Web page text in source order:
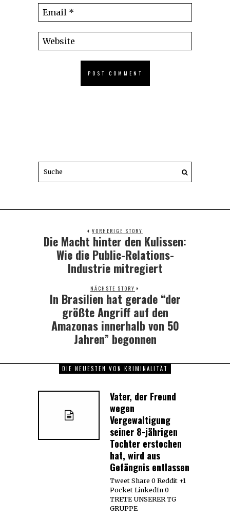
VORHERIGE STORY
Previous
post:
Die Macht hinter den Kulissen:
Wie die Public-Relations-
Industrie mitregiert
NÄCHSTE STORY
Next
post:
In Brasilien hat gerade “der
größte Angriff auf den
Amazonas innerhalb von 50
Jahren” begonnen
DIE NEUESTEN VON KRIMINALITÄT
Vater, der Freund
wegen
Vergewaltigung
seiner 8-jährigen
Tochter erstochen
hat, wird aus
Gefängnis entlassen
Tweet Share 0 Reddit +1
Pocket LinkedIn 0
TRETE UNSERER TG
GRUPPE